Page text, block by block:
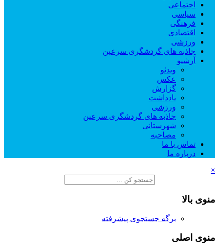
اجتماعی
سیاسی
فرهنگی
اقتصادی
ورزشی
جاذبه های گردشگری سرعین
آرشیو
ویدئو
عکس
گزارش
یادداشت
ورزشی
جاذبه های گردشگری سرعین
شهرستانی
مصاحبه
تماس با ما
درباره ما
×
منوی بالا
برگه جستجوی پیشرفته
منوی اصلی